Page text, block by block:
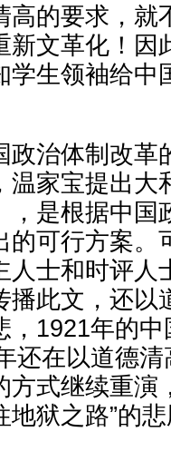
高的要求，就
新文革化！因
学生领袖给中
治体制改革
温家宝提出大
，是根据中国
的可行方案。
人士和时评人
播此文，还以
，1921年的
还在以道德
式继续重演
狱之路”的